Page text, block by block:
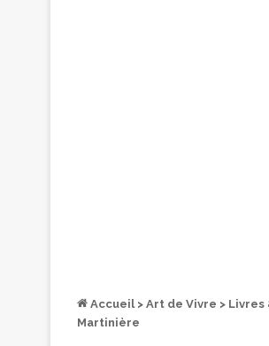
Accueil > Art de Vivre > Livres
Martinière